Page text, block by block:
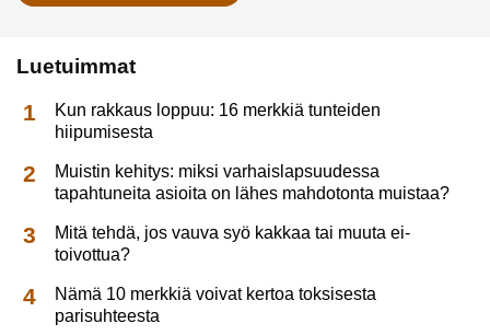
Luetuimmat
Kun rakkaus loppuu: 16 merkkiä tunteiden
hiipumisesta
Muistin kehitys: miksi varhaislapsuudessa
tapahtuneita asioita on lähes mahdotonta muistaa?
Mitä tehdä, jos vauva syö kakkaa tai muuta ei-
toivottua?
Nämä 10 merkkiä voivat kertoa toksisesta
parisuhteesta